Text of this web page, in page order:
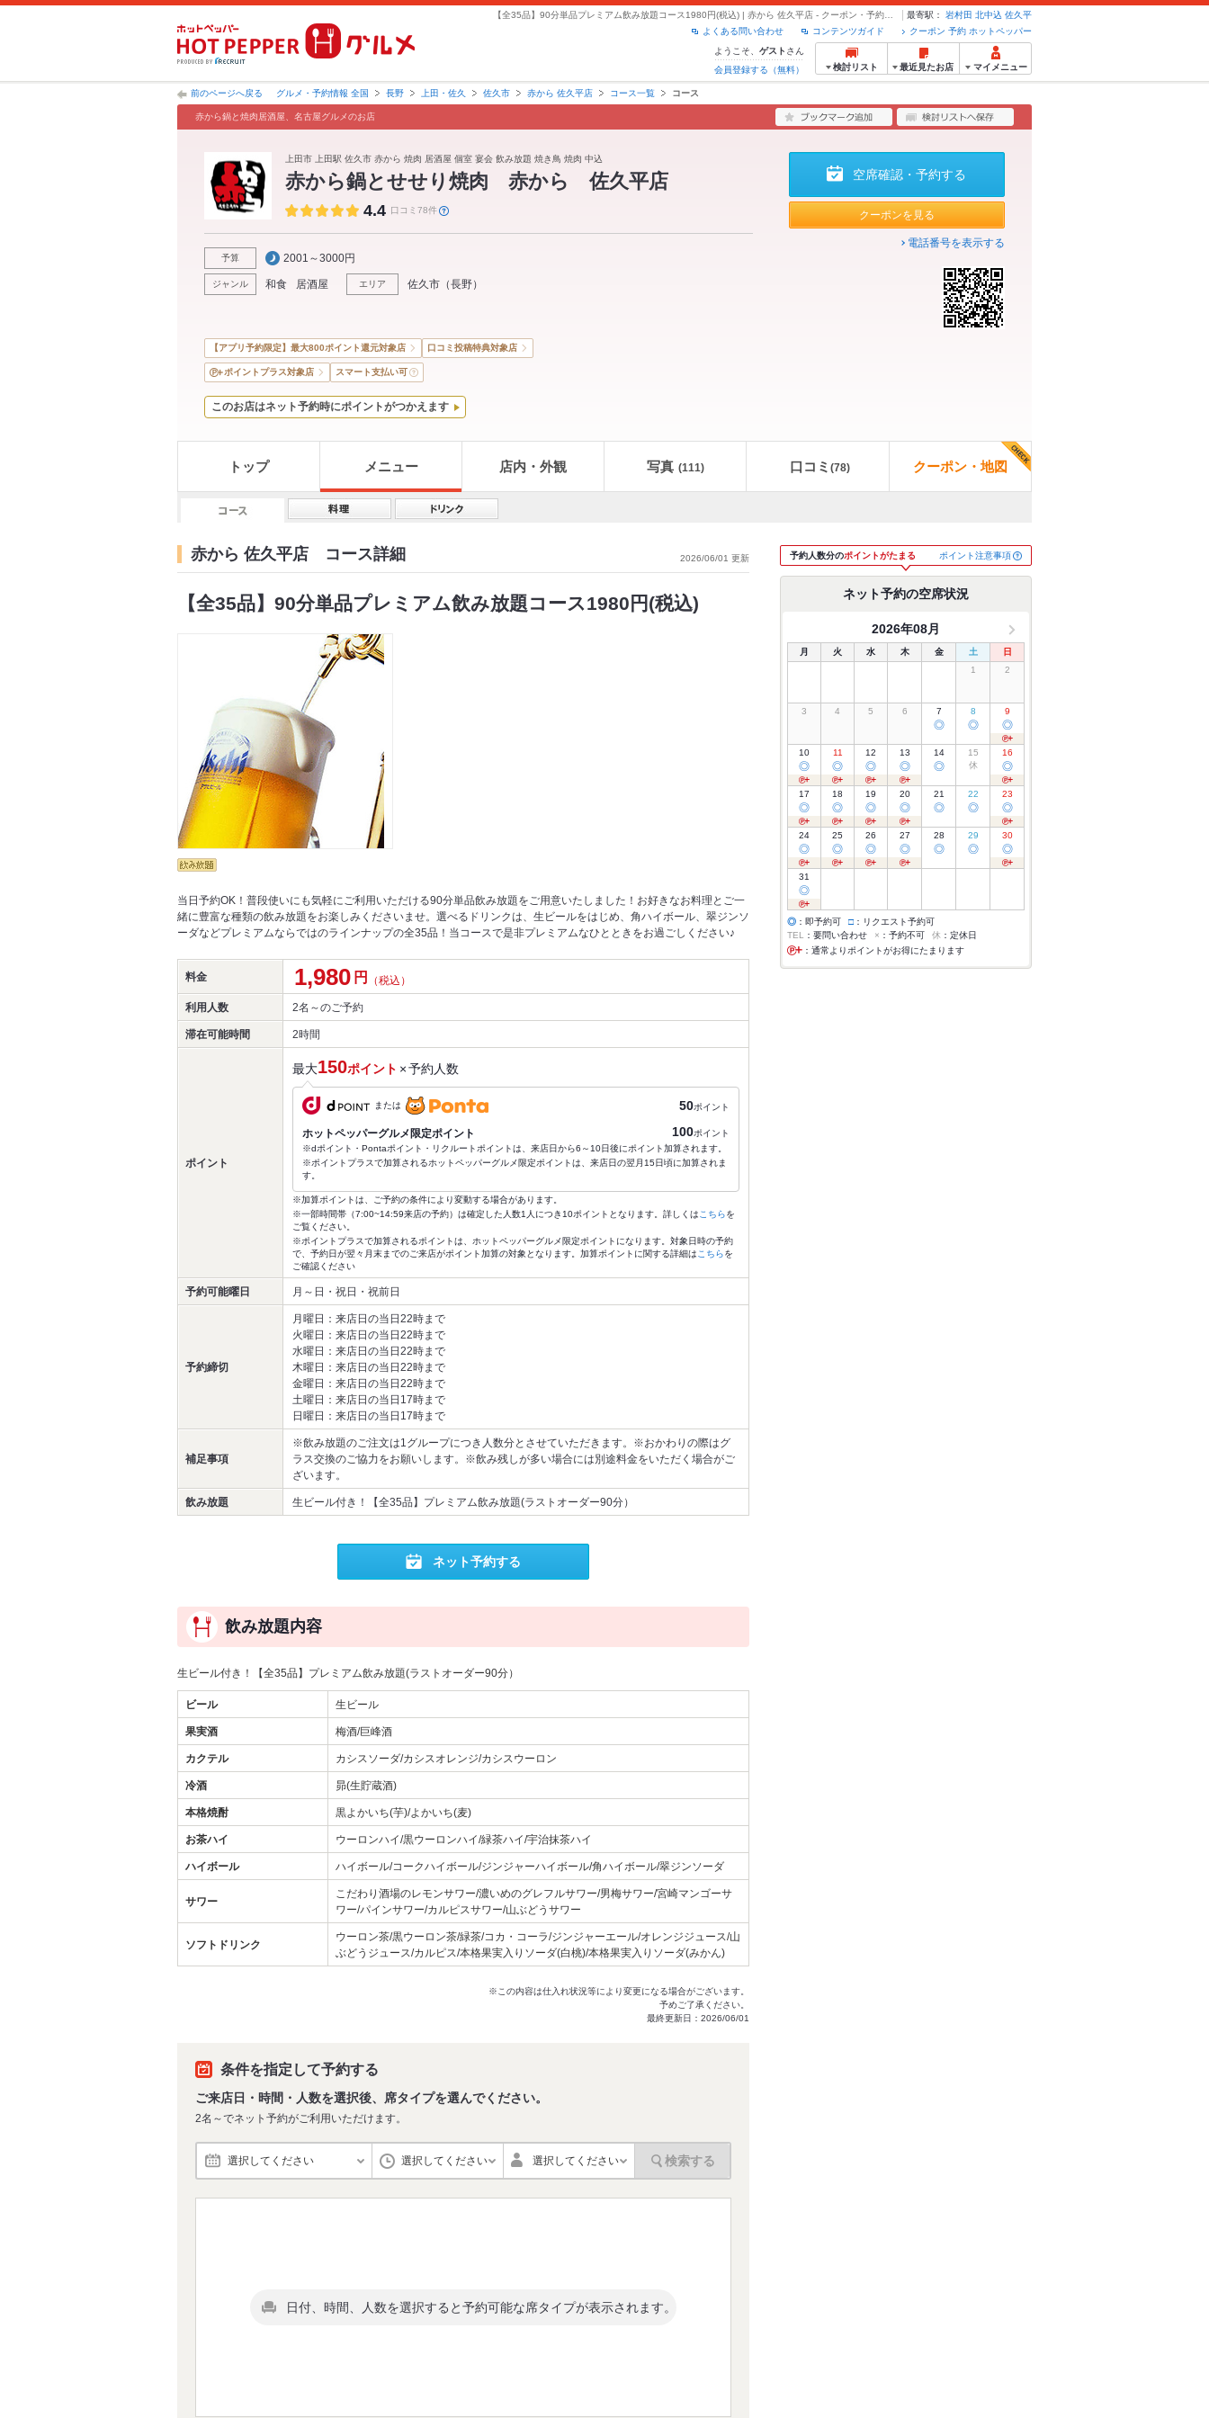
最寄駅： 岩村田 北中込 佐久平
クーポン 予約 ホットペッパー
コンテンツガイド
よくある問い合わせ
ようこそ、 ゲスト さん
会員登録する（無料）
検討リスト 最近見たお店 マイメニュー
前のページへ戻る グルメ・予約情報 全国 長野 上田・佐久 佐久市 赤から 佐久平店 コース一覧 コース
赤から鍋と焼肉居酒屋、名古屋グルメのお店
上田市 上田駅 佐久市 赤から 焼肉 居酒屋 個室 宴会 飲み放題 焼き鳥 焼肉 中込
赤から鍋とせせり焼肉 赤から 佐久平店
4.4 口コミ78件
予算 2001～3000円
ジャンル 和食 居酒屋 エリア 佐久市 （長野）
空席確認・予約する
クーポンを見る
電話番号を表示する
【アプリ予約限定】最大800ポイント還元対象店 口コミ投稿特典対象店
ポイントプラス対象店 スマート支払い可
このお店はネット予約時にポイントがつかえます
トップ メニュー 店内・外観 写真 (111) 口コミ (78) クーポン・地図
赤から 佐久平店 コース詳細 2026/06/01 更新
【全35品】90分単品プレミアム飲み放題コース1980円(税込)
当日予約OK！普段使いにも気軽にご利用いただける90分単品飲み放題をご用意いたしました！お好きなお料理とご一
緒に豊富な種類の飲み放題をお楽しみくださいませ。選べるドリンクは、生ビールをはじめ、角ハイボール、翠ジンソ
ーダなどプレミアムならではのラインナップの全35品！当コースで是非プレミアムなひとときをお過ごしください♪
料金 1,980 円 （税込）
利用人数 2名～のご予約
滞在可能時間 2時間
ポイント
最大150ポイント ×予約人数
または 50ポイント
ホットペッパーグルメ限定ポイント 100ポイント
※dポイント・Pontaポイント・リクルートポイントは、来店日から6～10日後にポイント加算されます。
※ポイントプラスで加算されるホットペッパーグルメ限定ポイントは、来店日の翌月15日頃に加算されま
す。
※加算ポイントは、ご予約の条件により変動する場合があります。
※一部時間帯（7:00~14:59来店の予約）は確定した人数1人につき10ポイントとなります。詳しくは こちらを
ご覧ください。
※ポイントプラスで加算されるポイントは、ホットペッパーグルメ限定ポイントになります。対象日時の予約
で、予約日が翌々月末までのご来店がポイント加算の対象となります。加算ポイントに関する詳細は こちらを
ご確認ください
予約可能曜日 月～日・祝日・祝前日
予約締切
月曜日：来店日の当日22時まで
火曜日：来店日の当日22時まで
水曜日：来店日の当日22時まで
木曜日：来店日の当日22時まで
金曜日：来店日の当日22時まで
土曜日：来店日の当日17時まで
日曜日：来店日の当日17時まで
補足事項
※飲み放題のご注文は1グループにつき人数分とさせていただきます。※おかわりの際はグ
ラス交換のご協力をお願いします。※飲み残しが多い場合には別途料金をいただく場合がご
ざいます。
飲み放題 生ビール付き！【全35品】プレミアム飲み放題(ラストオーダー90分）
ネット予約する
飲み放題内容
生ビール付き！【全35品】プレミアム飲み放題(ラストオーダー90分）
ビール 生ビール
果実酒 梅酒/巨峰酒
カクテル カシスソーダ/カシスオレンジ/カシスウーロン
冷酒 昴(生貯蔵酒)
本格焼酎 黒よかいち(芋)/よかいち(麦)
お茶ハイ ウーロンハイ/黒ウーロンハイ/緑茶ハイ/宇治抹茶ハイ
ハイボール ハイボール/コークハイボール/ジンジャーハイボール/角ハイボール/翠ジンソーダ
サワー
こだわり酒場のレモンサワー/濃いめのグレフルサワー/男梅サワー/宮崎マンゴーサ
ワー/パインサワー/カルピスサワー/山ぶどうサワー
ソフトドリンク
ウーロン茶/黒ウーロン茶/緑茶/コカ・コーラ/ジンジャーエール/オレンジジュース/山
ぶどうジュース/カルピス/本格果実入りソーダ(白桃)/本格果実入りソーダ(みかん)
※この内容は仕入れ状況等により変更になる場合がございます。
予めご了承ください。
最終更新日：2026/06/01
条件を指定して予約する
ご来店日・時間・人数を選択後、席タイプを選んでください。
2名～でネット予約がご利用いただけます。
選択してください 選択してください 選択してください 検索する
日付、時間、人数を選択すると予約可能な席タイプが表示されます。
予約人数分のポイントがたまる ポイント注意事項
ネット予約の空席状況
2026年08月
月 火 水 木 金 土
日
1
2
3 4 5 6 7
◎
8
◎
9
◎
10
◎
11
◎
12
◎
13
◎
14
◎
15
休
16
◎
17
◎
18
◎
19
◎
20
◎
21
◎
22
◎
23
◎
24
◎
25
◎
26
◎
27
◎
28
◎
29
◎
30
◎
31
◎
◎ ：即予約可 □ ：リクエスト予約可
TEL
：要問い合わせ × ：予約不可 休 ：定休日
：通常よりポイントがお得にたまります